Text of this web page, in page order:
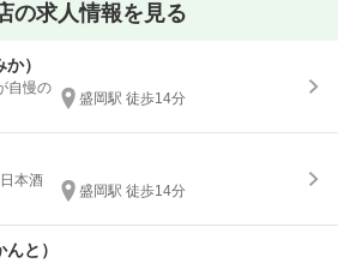
の求人情報を見る
）
自慢の
盛岡駅 徒歩14分
本酒
盛岡駅 徒歩14分
と）